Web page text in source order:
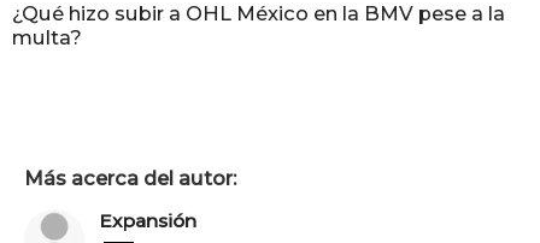
¿Qué hizo subir a OHL México en la BMV pese a la
multa?
Más acerca del autor:
Expansión